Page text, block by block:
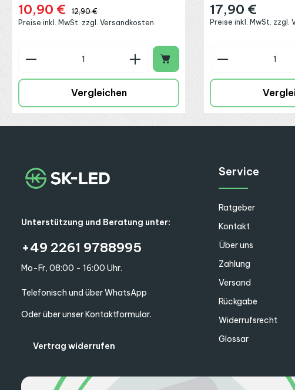
Verkaufspreis:
10,90 € Regulärer Preis:
12,90 €
Preise inkl. MwSt. zzgl. Versandkosten
Produkt Anzahl: Gib den gewünschten
Vergleichen
Regulärer Preis:
17,90 €
Preise inkl. MwSt. zzgl.
Produkt
Unterstützung und Beratung unter:
+49 2261 9788995
Mo-Fr, 08:00 - 16:00 Uhr.
Telefonisch und über WhatsApp
Oder über unserKontaktformular.
Vertrag widerrufen
Service
Ratgeber
Kontakt
Über uns
Zahlung
Versand
Rückgabe
Widerrufsrecht
Glossar